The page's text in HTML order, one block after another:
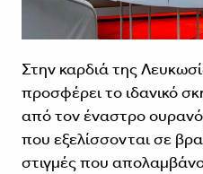
Στην καρδιά της
προσφέρει το ιδανικό
από τον έναστρο
που εξελίσσονται σε
στιγμές που